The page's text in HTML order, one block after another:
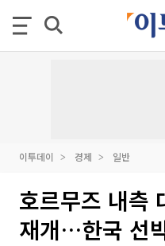
이투데이 경제 일반
호르무즈 내측
재개…한국 선